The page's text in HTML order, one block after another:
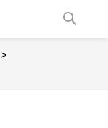
search
>